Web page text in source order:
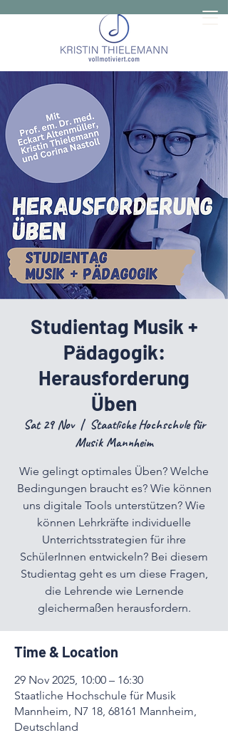
Studientag Musik +
Pädagogik:
Herausforderung
Üben
Sat 29 Nov
  |
Staatliche Hochschule für
Musik Mannheim
Wie gelingt optimales Üben? Welche
Bedingungen braucht es? Wie können
uns digitale Tools unterstützen? Wie
können Lehrkräfte individuelle
Unterrichtsstrategien für ihre
SchülerInnen entwickeln? Bei diesem
Studientag geht es um diese Fragen,
die Lehrende wie Lernende
gleichermaßen herausfordern.
Time & Location
29 Nov 2025, 10:00 – 16:30
Staatliche Hochschule für Musik
Mannheim, N7 18, 68161 Mannheim,
Deutschland